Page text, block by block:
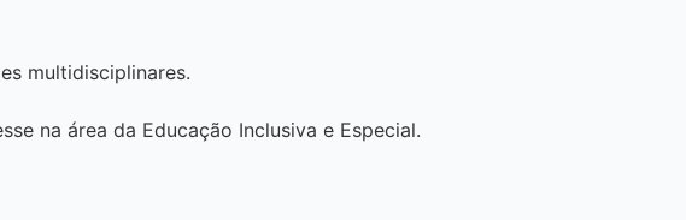
multidisciplinares.
na área da Educação Inclusiva e Especial.